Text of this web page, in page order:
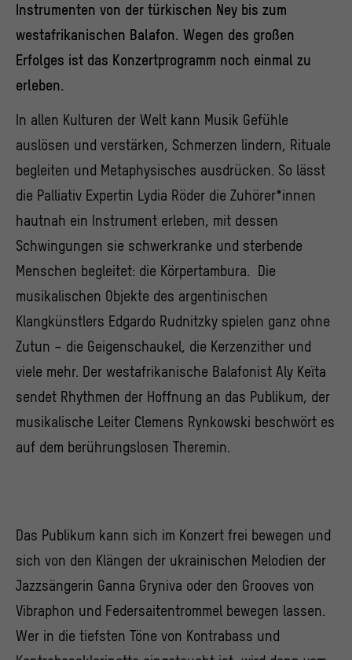
Instrumenten von der türkischen Ney bis zum
westafrikanischen Balafon. Wegen des großen
Erfolges ist das Konzertprogramm noch einmal zu
erleben.
In allen Kulturen der Welt kann Musik Gefühle
auslösen und verstärken, Schmerzen lindern, Rituale
begleiten und Metaphysisches ausdrücken. So lässt
die Palliativ Expertin Lydia Röder die Zuhörer*innen
hautnah ein Instrument erleben, mit dessen
Schwingungen sie schwerkranke und sterbende
Menschen begleitet: die Körpertambura. Die
musikalischen Objekte des argentinischen
Klangkünstlers Edgardo Rudnitzky spielen ganz ohne
Zutun – die Geigenschaukel, die Kerzenzither und
viele mehr. Der westafrikanische Balafonist Aly Keïta
sendet Rhythmen der Hoffnung an das Publikum, der
musikalische Leiter Clemens Rynkowski beschwört es
auf dem berührungslosen Theremin.
Das Publikum kann sich im Konzert frei bewegen und
sich von den Klängen der ukrainischen Melodien der
Jazzsängerin Ganna Gryniva oder den Grooves von
Vibraphon und Federsaitentrommel bewegen lassen.
Wer in die tiefsten Töne von Kontrabass und